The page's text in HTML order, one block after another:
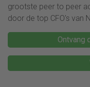
grootste peer to peer
door de top CFO's van
Ontvang